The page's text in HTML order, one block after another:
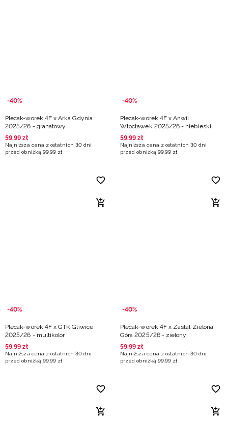
-40%
Plecak-worek 4F x Arka Gdynia
2025/26 - granatowy
59,99 zł
Najniższa cena z ostatnich 30 dni
przed obniżką 99,99 zł
-40%
Plecak-worek 4F x Anwil
Włocławek 2025/26 - niebieski
59,99 zł
Najniższa cena z ostatnich 30 dni
przed obniżką 99,99 zł
-40%
Plecak-worek 4F x GTK Gliwice
2025/26 - multikolor
59,99 zł
Najniższa cena z ostatnich 30 dni
przed obniżką 99,99 zł
-40%
Plecak-worek 4F x Zastal Zielona
Góra 2025/26 - zielony
59,99 zł
Najniższa cena z ostatnich 30 dni
przed obniżką 99,99 zł